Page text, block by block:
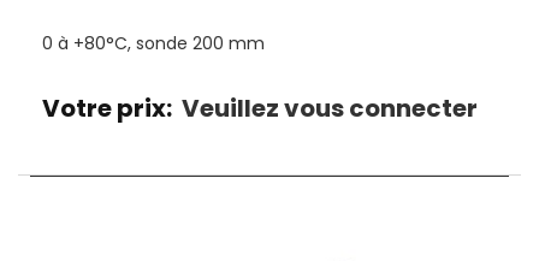
0 à +80°C, sonde 200 mm
Votre prix: Veuillez vous connecter